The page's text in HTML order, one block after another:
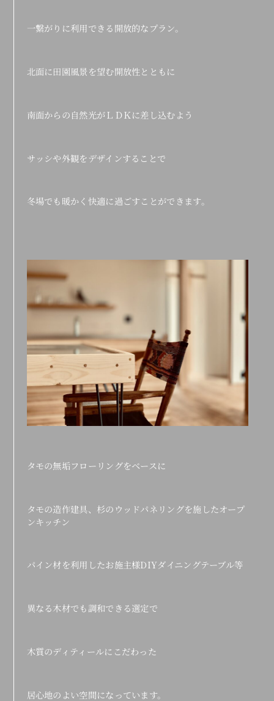
一繋がりに利用できる開放的なプラン。
北面に田園風景を望む開放性とともに
南面からの自然光がＬＤＫに差し込むよう
サッシや外観をデザインすることで
冬場でも暖かく快適に過ごすことができます。
タモの無垢フローリングをベースに
タモの造作建具、杉のウッドパネリングを施したオープ
ンキッチン
パイン材を利用したお施主様DIYダイニングテーブル等
異なる木材でも調和できる選定で
木質のディティールにこだわった
居心地のよい空間になっています。